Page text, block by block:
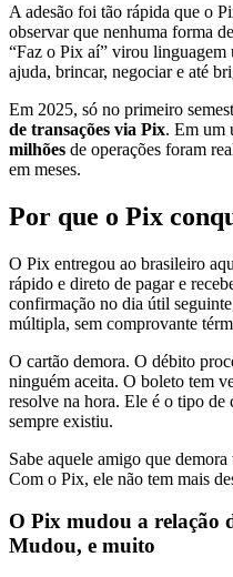
A adesão foi tão rápida que o
observar que nenhuma forma
“Faz o Pix aí” virou linguagem
ajuda, brincar, negociar e até
Em 2025, só no primeiro
de transações via Pix. Em um
milhões de operações foram
em meses.
Por que o Pix
O Pix entregou ao brasileiro
rápido e direto de pagar e
confirmação no dia útil
múltipla, sem comprovante
O cartão demora. O débito
ninguém aceita. O boleto tem
resolve na hora. Ele é o tipo de
sempre existiu.
Sabe aquele amigo que
Com o Pix, ele não tem mais
O Pix mudou a relação
Mudou, e muito